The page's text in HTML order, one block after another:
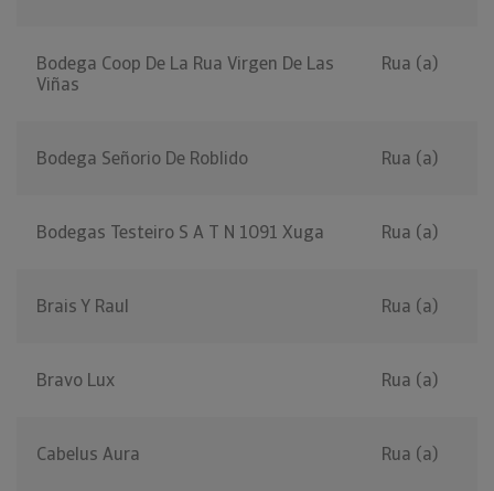
Bodega Coop De La Rua Virgen De Las
Viñas
Rua (a)
Bodega Señorio De Roblido Rua (a)
Bodegas Testeiro S A T N 1091 Xuga Rua (a)
Brais Y Raul Rua (a)
Bravo Lux Rua (a)
Cabelus Aura Rua (a)